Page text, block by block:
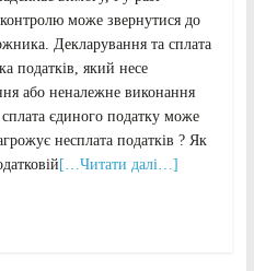
може звернутися до
Декларування та сплата
податків, який несе
або неналежне виконання
єдиного податку може
несплата податків ? Як
[…Читати далі…]